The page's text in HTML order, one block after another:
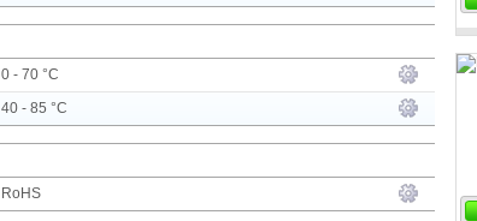
0 - 70 °C
40 - 85 °C
RoHS